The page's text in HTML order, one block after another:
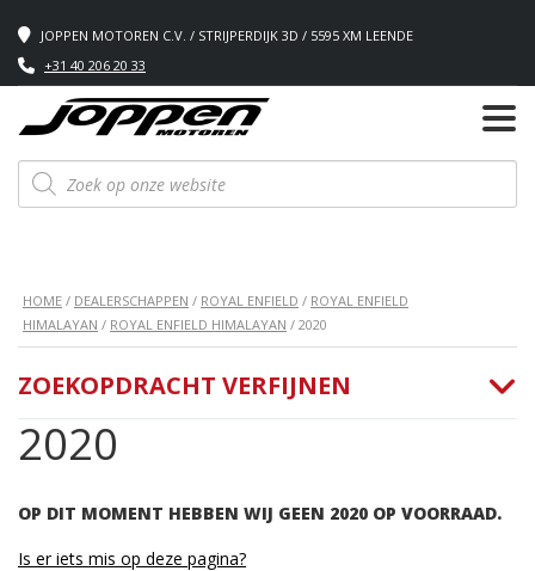
JOPPEN MOTOREN C.V. / STRIJPERDIJK 3D / 5595 XM LEENDE
+31 40 206 20 33
Producten
zoeken
HOME / DEALERSCHAPPEN / ROYAL ENFIELD / ROYAL ENFIELD
HIMALAYAN / ROYAL ENFIELD HIMALAYAN / 2020
2020
OP DIT MOMENT HEBBEN WIJ GEEN 2020 OP VOORRAAD.
ZOEKOPDRACHT VERFIJNEN
Is er iets mis op deze pagina?